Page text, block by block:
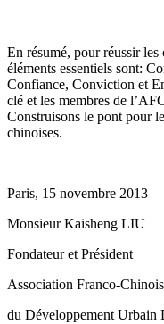
En résumé, pour réussir
éléments essentiels sont:
Confiance, Conviction et
clé et les membres de
Construisons le pont pour
chinoises.
Paris, 15 novembre 2013
Monsieur Kaisheng LIU
Fondateur et Président
Association Franco-
du Développement Urbain